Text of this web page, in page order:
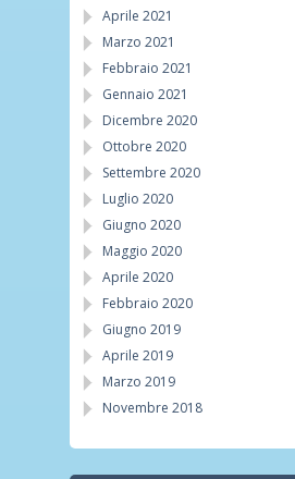
Aprile 2021
Marzo 2021
Febbraio 2021
Gennaio 2021
Dicembre 2020
Ottobre 2020
Settembre 2020
Luglio 2020
Giugno 2020
Maggio 2020
Aprile 2020
Febbraio 2020
Giugno 2019
Aprile 2019
Marzo 2019
Novembre 2018